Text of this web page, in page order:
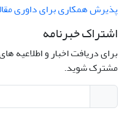
پذیرش همکاری برای داوری
اشتراک خبرنامه
برای دریافت اخبار و اطلاعیه
مشترک شوید.